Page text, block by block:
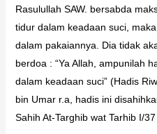
Rasulullah SAW. bersabda
tidur dalam keadaan suci,
dalam pakaiannya. Dia tidak
berdoa : “Ya Allah, ampunilah
dalam keadaan suci” (Hadis
bin Umar r.a, hadis ini
Sahih At-Targhib wat Tarhib I/37